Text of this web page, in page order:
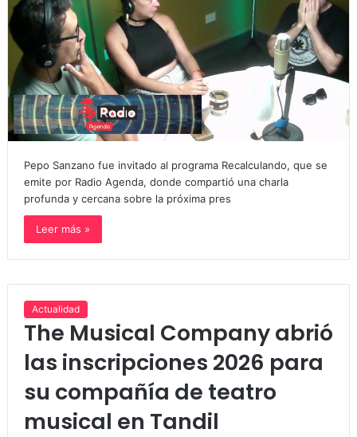
Pepo Sanzano fue invitado al programa Recalculando, que se
emite por Radio Agenda, donde compartió una charla
profunda y cercana sobre la próxima pres
Leer más »
Actualidad
The Musical Company abrió
las inscripciones 2026 para
su compañía de teatro
musical en Tandil